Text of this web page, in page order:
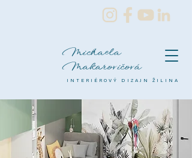
Michaela
Makarovičová
INTERIÉROVÝ DIZAJN ŽILINA